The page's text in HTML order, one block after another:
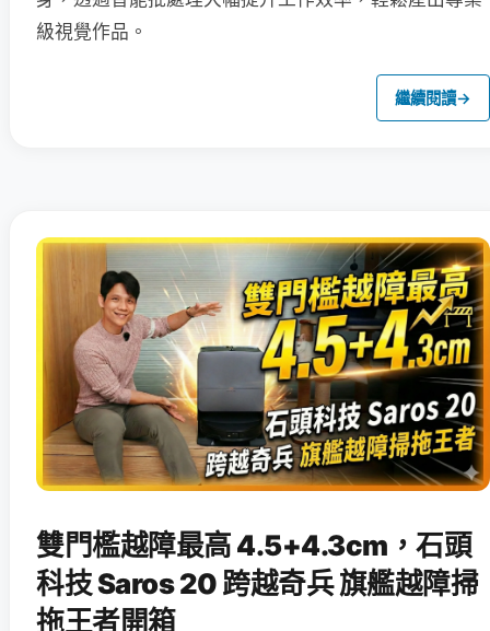
級視覺作品。
繼續閱讀→
雙門檻越障最高 4.5+4.3cm，石頭
科技 Saros 20 跨越奇兵 旗艦越障掃
拖王者開箱